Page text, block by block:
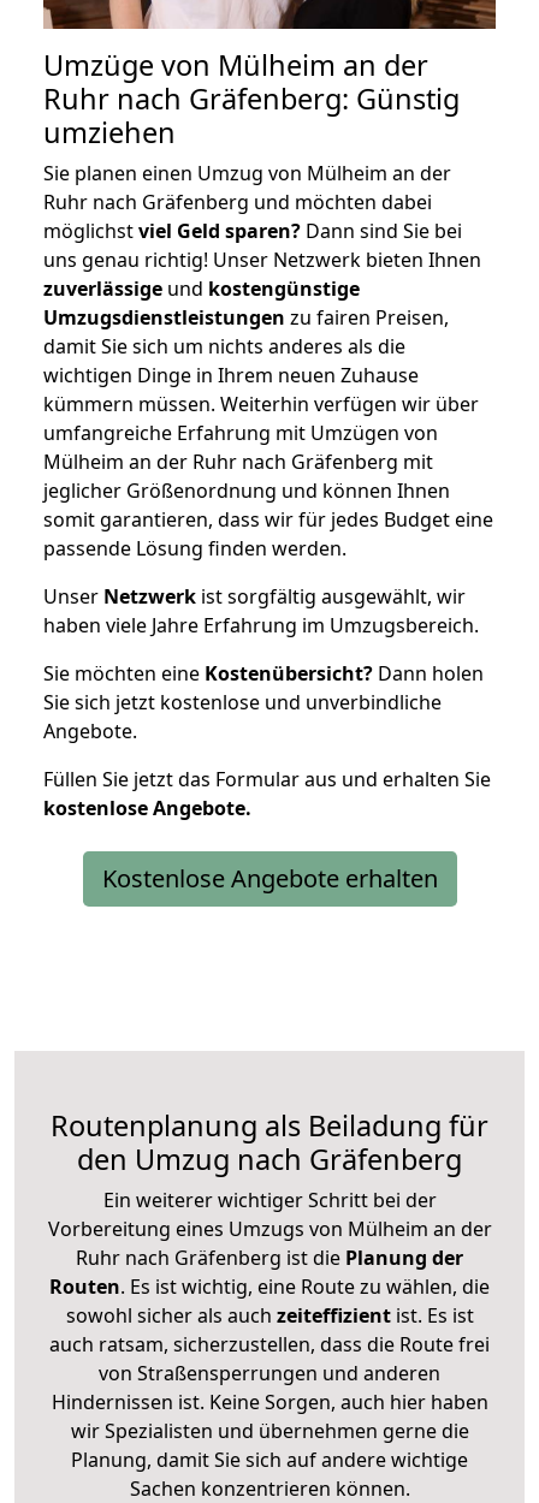
Umzüge von Mülheim an der
Ruhr nach Gräfenberg: Günstig
umziehen
Sie planen einen Umzug von Mülheim an der
Ruhr nach Gräfenberg und möchten dabei
möglichstviel Geld sparen? Dann sind Sie bei
uns genau richtig! Unser Netzwerk bieten Ihnen
zuverlässige und kostengünstige
Umzugsdienstleistungen zu fairen Preisen,
damit Sie sich um nichts anderes als die
wichtigen Dinge in Ihrem neuen Zuhause
kümmern müssen. Weiterhin verfügen wir über
umfangreiche Erfahrung mit Umzügen von
Mülheim an der Ruhr nach Gräfenberg mit
jeglicher Größenordnung und können Ihnen
somit garantieren, dass wir für jedes Budget eine
passende Lösung finden werden.
Unser Netzwerk ist sorgfältig ausgewählt, wir
haben viele Jahre Erfahrung im Umzugsbereich.
Sie möchten eine Kostenübersicht? Dann holen
Sie sich jetzt kostenlose und unverbindliche
Angebote.
Füllen Sie jetzt das Formular aus und erhalten Sie
kostenloseAngebote.
Kostenlose Angebote erhalten
Routenplanung als Beiladung für
den Umzug nach Gräfenberg
Ein weiterer wichtiger Schritt bei der
Vorbereitung eines Umzugs von Mülheim an der
Ruhr nach Gräfenberg ist die Planung der
Routen. Es ist wichtig, eine Route zu wählen, die
sowohl sicher als auch zeiteffizientist. Es ist
auch ratsam, sicherzustellen, dass die Route frei
von Straßensperrungen und anderen
Hindernissen ist. Keine Sorgen, auch hier haben
wir Spezialisten und übernehmen gerne die
Planung, damit Sie sich auf andere wichtige
Sachen konzentrieren können.